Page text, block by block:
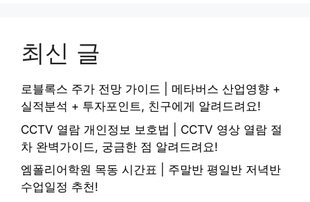
최신 글
로블록스 주가 전망 가이드 | 메타버스 산업영향 +
실적분석 + 투자포인트, 친구에게 알려드려요!
CCTV 열람 개인정보 보호법 | CCTV 영상 열람 절
차 완벽가이드, 궁금한 점 알려드려요!
엠폴리어학원 목동 시간표 | 주말반 평일반 저녁반
수업일정 추천!